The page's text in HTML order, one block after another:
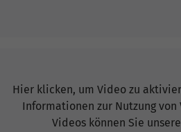
Hier klicken, um Video zu
Informationen zur Nutzung von
Videos können Sie